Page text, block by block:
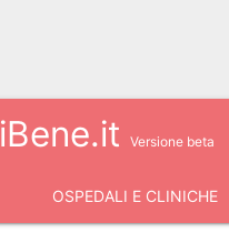
Versione beta
OSPEDALI E CLINICHE